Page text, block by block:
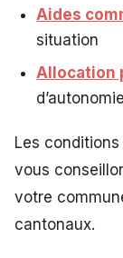
Aides
situation
Allocation
d’autonomie
Les
vous
votre
cantonaux.